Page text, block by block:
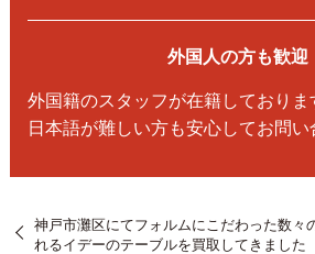
外国人の方も歓迎
外国籍のスタッフが在籍しておりま
日本語が難しい方も安心してお問い
神戸市灘区にてフォルムにこだわった数々
れるイデーのテーブルを買取してきました